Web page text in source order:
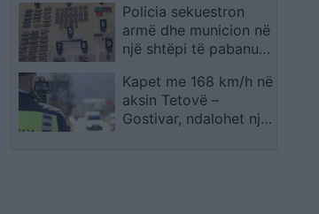
kërkohet reagim i
menjëhershëm
institucional
Policia sekuestron
armë dhe municion në
një shtëpi të pabanuar
Kapet me 168 km/h në
aksin Tetovë –
Gostivar, ndalohet një